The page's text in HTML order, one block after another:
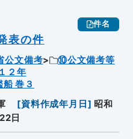
件名
表の件
公文備考
⑩公文備考等
２年
巻３
[資料作成年月日 ] 昭和
日